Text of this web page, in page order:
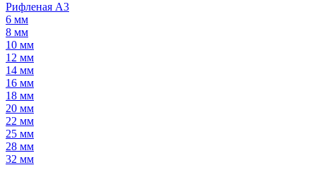
Рифленая А3
6 мм
8 мм
10 мм
12 мм
14 мм
16 мм
18 мм
20 мм
22 мм
25 мм
28 мм
32 мм